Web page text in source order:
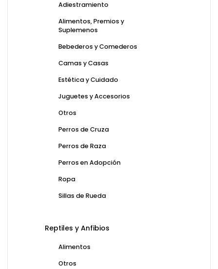
Adiestramiento
Alimentos, Premios y
Suplemenos
Bebederos y Comederos
Camas y Casas
Estética y Cuidado
Juguetes y Accesorios
Otros
Perros de Cruza
Perros de Raza
Perros en Adopción
Ropa
Sillas de Rueda
Reptiles y Anfibios
Alimentos
Otros